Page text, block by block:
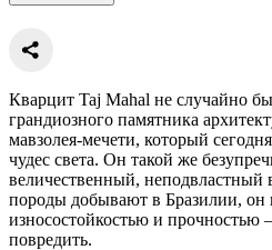
Кварцит Taj Mahal не случайно
грандиозного памятника
мавзолея-мечети, который
чудес света. Он такой же
величественный, неподвластный
породы добывают в Бразилии, он
износостойкостью и прочностью
повредить.